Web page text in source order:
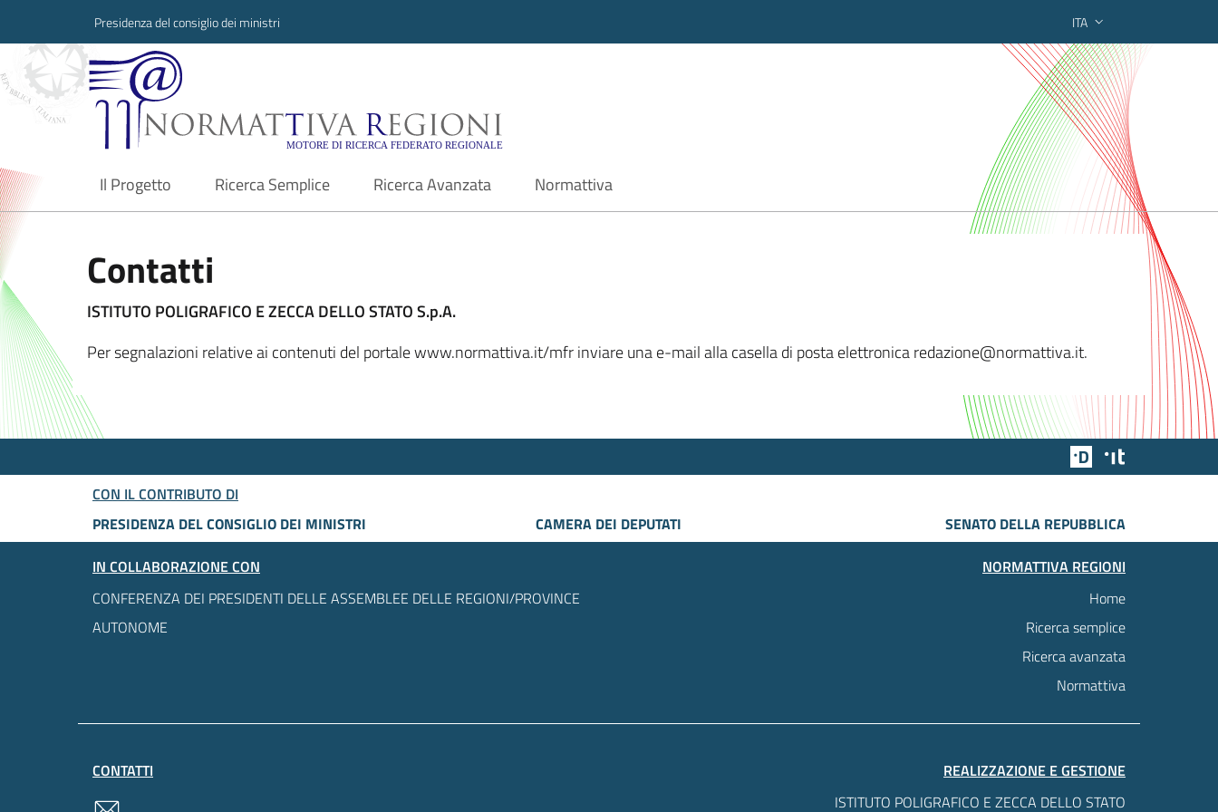
Presidenza del consiglio dei ministri ITA
Normattiva Regioni - Motore di ricerca federato regionale
Il Progetto
current Ricerca Semplice Ricerca Avanzata Normattiva
Contatti
ISTITUTO POLIGRAFICO E ZECCA DELLO STATO S.p.A.
Per segnalazioni relative ai contenuti del portale www.normattiva.it/mfr inviare una e-mail alla casella di posta elettronica redazione@normattiva.it.
Team Digitale
CON IL CONTRIBUTO DI
PRESIDENZA DEL CONSIGLIO DEI MINISTRI
CAMERA DEI DEPUTATI
SENATO DELLA REPUBBLICA
IN COLLABORAZIONE CON
CONFERENZA DEI PRESIDENTI DELLE ASSEMBLEE DELLE REGIONI/PROVINCE
AUTONOME
NORMATTIVA REGIONI
Home
Ricerca semplice
Ricerca avanzata
Normattiva
CONTATTI
REALIZZAZIONE E GESTIONE
ISTITUTO POLIGRAFICO E ZECCA DELLO STATO